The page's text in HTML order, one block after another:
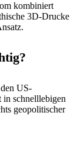
kombiniert
3D-Drucke
US-
in schnelllebigen
geopolitischer